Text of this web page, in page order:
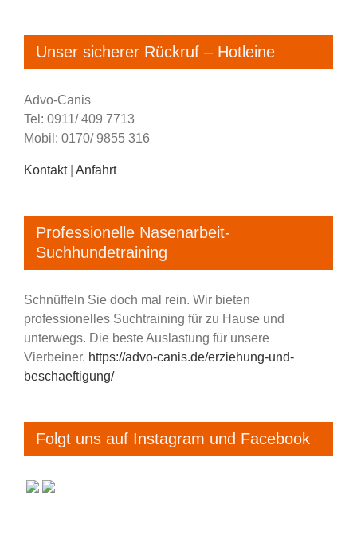
Unser sicherer Rückruf – Hotleine
Advo-Canis
Tel: 0911/ 409 7713
Mobil: 0170/ 9855 316
Kontakt| Anfahrt
Professionelle Nasenarbeit-
Suchhundetraining
Schnüffeln Sie doch mal rein. Wir bieten
professionelles Suchtraining für zu Hause und
unterwegs. Die beste Auslastung für unsere
Vierbeiner. https://advo-canis.de/erziehung-und-
beschaeftigung/
Folgt uns auf Instagram und Facebook